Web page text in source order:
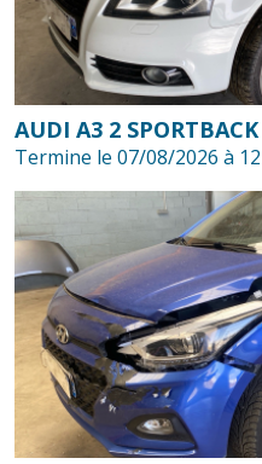
AUDI A3 2
Termine le 07/08/2026 à